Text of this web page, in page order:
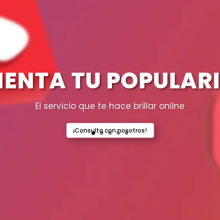
TU
El servicio que te hace brillar online
¡Consulta con nosotros!